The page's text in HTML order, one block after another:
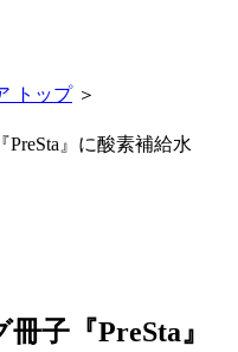
トップ＞
』に酸素補給水
子『PreSta』